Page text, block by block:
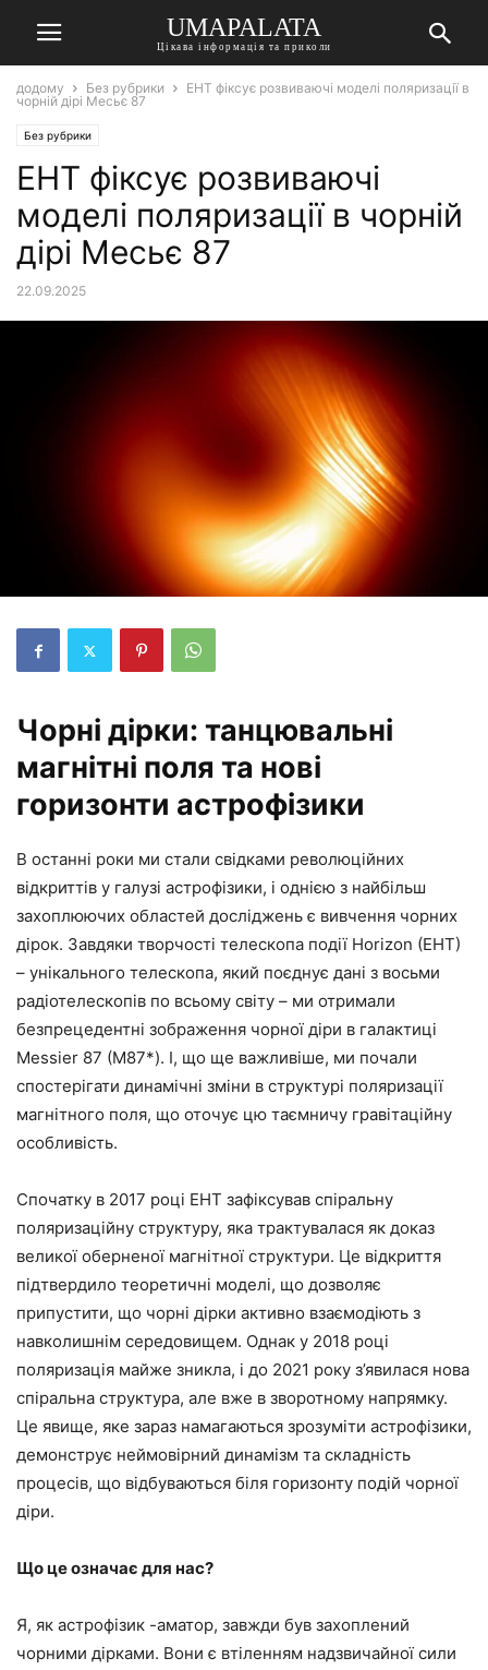
UMAPALATA
Цікава інформація та приколи
додому Без рубрики
EHT фіксує розвиваючі моделі поляризації в
чорній дірі Месьє 87
Без рубрики
EHT фіксує розвиваючі
моделі поляризації в чорній
дірі Месьє 87
22.09.2025
Чорні дірки: танцювальні
магнітні поля та нові
горизонти астрофізики
В останні роки ми стали свідками революційних
відкриттів у галузі астрофізики, і однією з найбільш
захоплюючих областей досліджень є вивчення чорних
дірок. Завдяки творчості телескопа події Horizon (EHT)
– унікального телескопа, який поєднує дані з восьми
радіотелескопів по всьому світу – ми отримали
безпрецедентні зображення чорної діри в галактиці
Messier 87 (M87*). І, що ще важливіше, ми почали
спостерігати динамічні зміни в структурі поляризації
магнітного поля, що оточує цю таємничу гравітаційну
особливість.
Спочатку в 2017 році EHT зафіксував спіральну
поляризаційну структуру, яка трактувалася як доказ
великої оберненої магнітної структури. Це відкриття
підтвердило теоретичні моделі, що дозволяє
припустити, що чорні дірки активно взаємодіють з
навколишнім середовищем. Однак у 2018 році
поляризація майже зникла, і до 2021 року з’явилася нова
спіральна структура, але вже в зворотному напрямку.
Це явище, яке зараз намагаються зрозуміти астрофізики,
демонструє неймовірний динамізм та складність
процесів, що відбуваються біля горизонту подій чорної
діри.
Що це означає для нас?
Я, як астрофізик -аматор, завжди був захоплений
чорними дірками. Вони є втіленням надзвичайної сили